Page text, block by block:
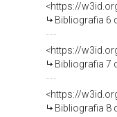
<https://
Bibliografia 6
<https://
Bibliografia 7
<https://
Bibliografia 8